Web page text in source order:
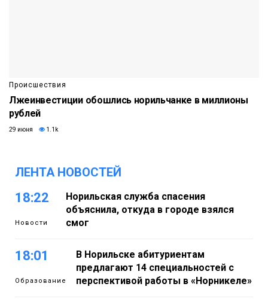
Происшествия
Лжеинвестиции обошлись норильчанке в миллионы
рублей
29 июня 1.1k
ЛЕНТА НОВОСТЕЙ
18:22
Новости
Норильская служба спасения
объяснила, откуда в городе взялся
смог
18:01
Образование
В Норильске абитуриентам
предлагают 14 специальностей с
перспективой работы в «Норникеле»